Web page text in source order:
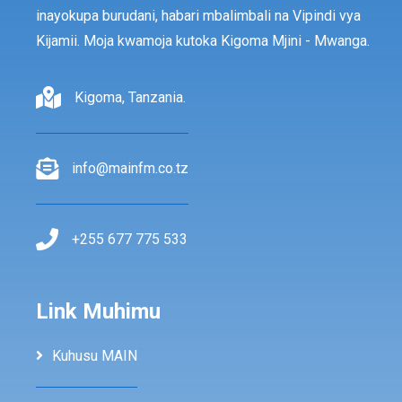
inayokupa burudani, habari mbalimbali na Vipindi vya
Kijamii. Moja kwamoja kutoka Kigoma Mjini - Mwanga.
Kigoma, Tanzania.
info@mainfm.co.tz
+255 677 775 533
Link Muhimu
Kuhusu MAIN